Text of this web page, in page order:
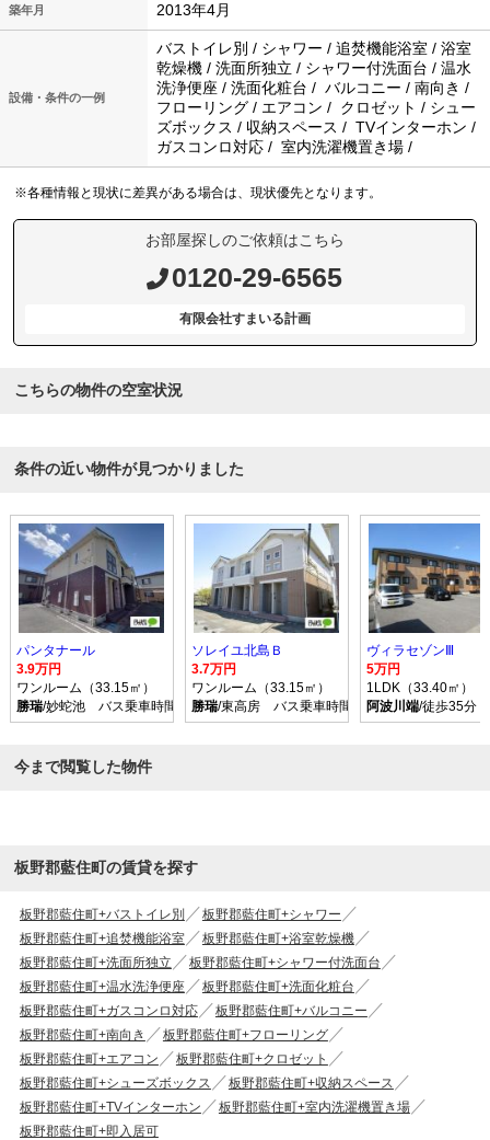
築年月 2013年4月
設備・条件の一例
バストイレ別 / シャワー / 追焚機能浴室 / 浴室
乾燥機 / 洗面所独立 / シャワー付洗面台 / 温水
洗浄便座 / 洗面化粧台 / バルコニー / 南向き /
フローリング / エアコン / クロゼット / シュー
ズボックス / 収納スペース / TVインターホン /
ガスコンロ対応 / 室内洗濯機置き場 /
※各種情報と現状に差異がある場合は、現状優先となります。
お部屋探しのご依頼はこちら
0120-29-6565
有限会社すまいる計画
こちらの物件の空室状況
条件の近い物件が見つかりました
パンタナール
3.9万円
ワンルーム（33.15㎡）
勝瑞/妙蛇池 バス乗車時間5分 停歩4分
ソレイユ北島Ｂ
3.7万円
ワンルーム（33.15㎡）
勝瑞/東高房 バス乗車時間6分 停歩3分
ヴィラセゾンⅢ
5万円
1LDK（33.40㎡）
阿波川端/徒歩35分
今まで閲覧した物件
板野郡藍住町の賃貸を探す
板野郡藍住町+バストイレ別
板野郡藍住町+シャワー
板野郡藍住町+追焚機能浴室
板野郡藍住町+浴室乾燥機
板野郡藍住町+洗面所独立
板野郡藍住町+シャワー付洗面台
板野郡藍住町+温水洗浄便座
板野郡藍住町+洗面化粧台
板野郡藍住町+ガスコンロ対応
板野郡藍住町+バルコニー
板野郡藍住町+南向き
板野郡藍住町+フローリング
板野郡藍住町+エアコン
板野郡藍住町+クロゼット
板野郡藍住町+シューズボックス
板野郡藍住町+収納スペース
板野郡藍住町+TVインターホン
板野郡藍住町+室内洗濯機置き場
板野郡藍住町+即入居可